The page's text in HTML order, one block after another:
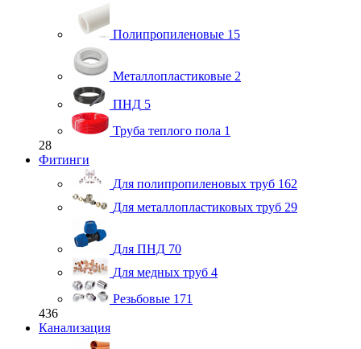
Полипропиленовые 15
Металлопластиковые 2
ПНД 5
Труба теплого пола 1
28
Фитинги
Для полипропиленовых труб 162
Для металлопластиковых труб 29
Для ПНД 70
Для медных труб 4
Резьбовые 171
436
Канализация